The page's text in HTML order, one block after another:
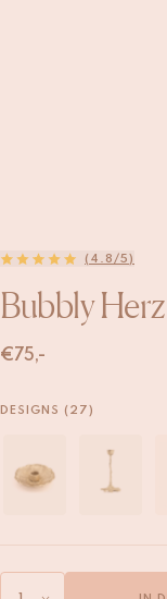
(4.8/5)
Bubbly
€75,-
DESIGNS (27)